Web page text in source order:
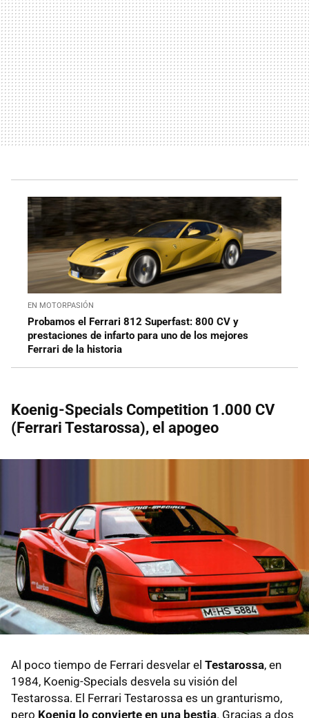
EN MOTORPASIÓN
Probamos el Ferrari 812 Superfast: 800 CV y
prestaciones de infarto para uno de los mejores
Ferrari de la historia
Koenig-Specials Competition 1.000 CV
(Ferrari Testarossa), el apogeo
Al poco tiempo de Ferrari desvelar el Testarossa, en
1984, Koenig-Specials desvela su visión del
Testarossa. El Ferrari Testarossa es un granturismo,
pero Koenig lo convierte en una bestia. Gracias a dos